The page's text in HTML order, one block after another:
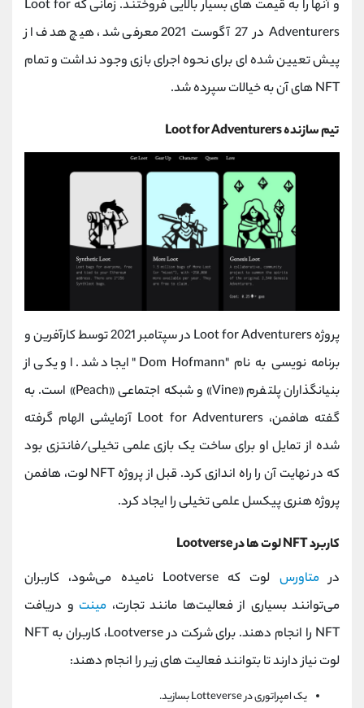
و آنها را به قیمت های بسیار بالایی فروختند. زمانی که Loot for
Adventurers در 27 آگوست 2021 معرفی شد، هیچ هدف از
پیش تعیین شده ای برای نحوه اجرای بازی وجود نداشت و تمام
NFT های آن به خیالات سپرده شد.
تیم سازنده Loot for Adventurers
پروژه Loot for Adventurers در سپتامبر 2021 توسط کارآفرین و
برنامه نویسی به نام "Dom Hofmann" ایجاد شد. او یکی از
بنیانگذاران پلتفرم «Vine» و شبکه اجتماعی «Peach» است. به
گفته هافمن، Loot for Adventurers آزمایشی الهام گرفته
شده از تمایل او برای ساخت یک بازی علمی تخیلی/فانتزی بود
که در نهایت آن را راه اندازی کرد. قبل از پروژه NFT لوت، هافمن
پروژه هنری پیکسل علمی تخیلی را ایجاد کرد.
کاربرد NFT لوت ها در Lootverse
درمتاورس
لوت که Lootverse نامیده می‌شود، کاربران
می‌توانند بسیاری از فعالیت‌ها مانند تجارت، مینت و دریافت
NFT را انجام دهند. برای شرکت در Lootverse، کاربران به NFT
لوت نیاز دارند تا بتوانند فعالیت های زیر را انجام دهند:
یک امپراتوری در Lotteverse بسازید.